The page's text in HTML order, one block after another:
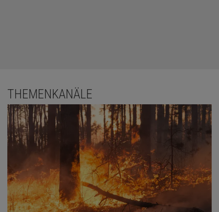
THEMENKANÄLE